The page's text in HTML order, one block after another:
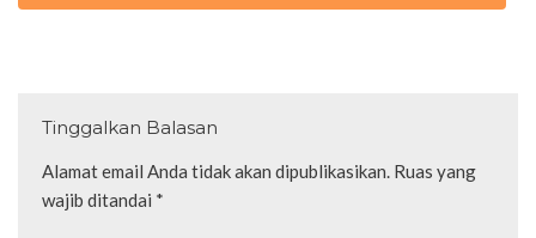
Tinggalkan Balasan
Alamat email Anda tidak akan dipublikasikan. Ruas yang
wajib ditandai *